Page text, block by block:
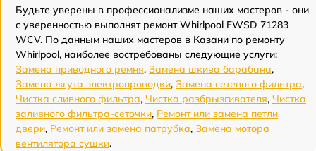
Будьте уверены в профессионализме наших мастеров - они
с уверенностью выполнят ремонт Whirlpool FWSD 71283
WCV. По данным наших мастеров в Казани по ремонту
Whirlpool, наиболее востребованы следующие услуги:
Замена приводного ремня, Замена шкива барабана,
Замена жгута электропроводки, Замена сетевого фильтра,
Чистка сливного фильтра, Чистка разбрызгивателя, Чистка
заливного фильтра-сеточки, Ремонт или замена петли
двери, Ремонт или замена патрубка, Замена мотора
вентилятора сушки.